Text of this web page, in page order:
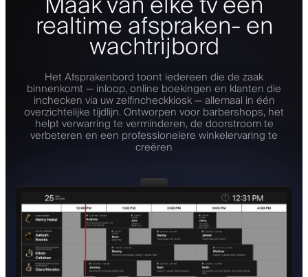
realtime afspraken- en
wachtrijbord
Het Afsprakenbord toont iedereen die de zaak
binnenkomt — inloop, online boekingen en klanten die
inchecken via uw zelfincheckkiosk — allemaal in één
overzichtelijke tijdlijn. Ontworpen voor barbershops, het
helpt verwarring te verminderen, de doorstroom te
verbeteren en een professionelere winkelervaring te
creëren